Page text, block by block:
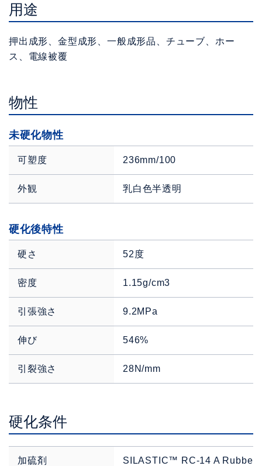
用途
押出成形、金型成形、一般成形品、チューブ、ホー
ス、電線被覆
物性
未硬化物性
可塑度 236mm/100
外観 乳白色半透明
硬化後特性
硬さ 52度
密度 1.15g/cm3
引張強さ 9.2MPa
伸び 546%
引裂強さ 28N/mm
硬化条件
加硫剤 SILASTIC™ RC-14 A Rubber